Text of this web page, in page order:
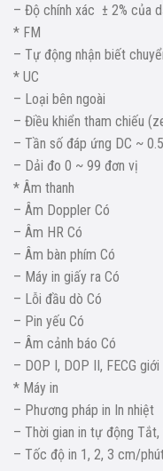
– Độ chính xác ± 2% của
* FM
– Tự động nhận biết
* UC
– Loại bên ngoài
– Điều khiển tham chiếu
– Tần số đáp ứng DC ~
– Dải đo 0 ~ 99 đơn vị
* Âm thanh
– Âm Doppler Có
– Âm HR Có
– Âm bàn phím Có
– Máy in giấy ra Có
– Lỗi đầu dò Có
– Pin yếu Có
– Âm cảnh báo Có
– DOP I, DOP II, FECG
* Máy in
– Phương pháp in In nhiệt
– Thời gian in tự động
– Tốc độ in 1, 2, 3 cm/